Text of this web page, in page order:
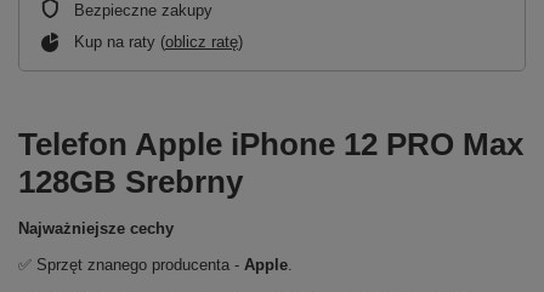
Bezpieczne zakupy
Kup na raty (oblicz ratę)
Telefon Apple iPhone 12 PRO Max
128GB Srebrny
Najważniejsze cechy
✅ Sprzęt znanego producenta - Apple.